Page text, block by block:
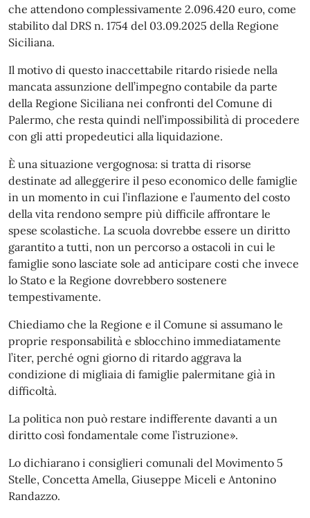
che attendono complessivamente 2.096.420 euro, come
stabilito dal DRS n. 1754 del 03.09.2025 della Regione
Siciliana.
Il motivo di questo inaccettabile ritardo risiede nella
mancata assunzione dell’impegno contabile da parte
della Regione Siciliana nei confronti del Comune di
Palermo, che resta quindi nell’impossibilità di procedere
con gli atti propedeutici alla liquidazione.
È una situazione vergognosa: si tratta di risorse
destinate ad alleggerire il peso economico delle famiglie
in un momento in cui l’inflazione e l’aumento del costo
della vita rendono sempre più difficile affrontare le
spese scolastiche. La scuola dovrebbe essere un diritto
garantito a tutti, non un percorso a ostacoli in cui le
famiglie sono lasciate sole ad anticipare costi che invece
lo Stato e la Regione dovrebbero sostenere
tempestivamente.
Chiediamo che la Regione e il Comune si assumano le
proprie responsabilità e sblocchino immediatamente
l’iter, perché ogni giorno di ritardo aggrava la
condizione di migliaia di famiglie palermitane già in
difficoltà.
La politica non può restare indifferente davanti a un
diritto così fondamentale come l’istruzione».
Lo dichiarano i consiglieri comunali del Movimento 5
Stelle, Concetta Amella, Giuseppe Miceli e Antonino
Randazzo.